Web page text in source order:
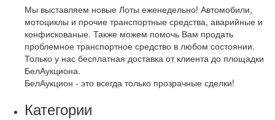
Мы выставляем новые Лоты еженедельно! Автомобили,
мотоциклы и прочие транспортные средства, аварийные и
конфискованые. Также можем помочь Вам продать
проблемное транспортное средство в любом состоянии.
Только у нас бесплатная доставка от клиента до площадки
БелАукциона.
БелАукцион - это всегда только прозрачные сделки!
Категории